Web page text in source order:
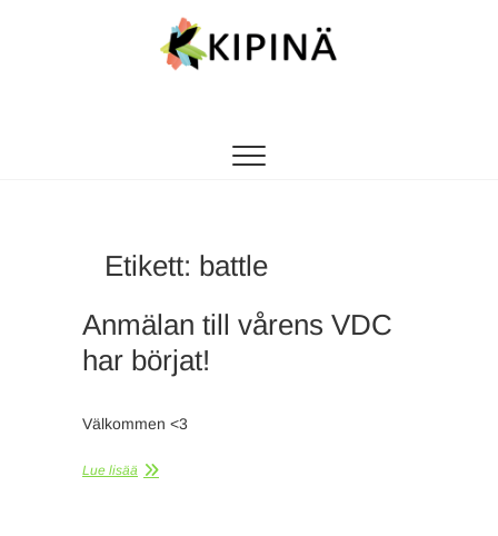
Etikett: battle
Anmälan till vårens VDC
har börjat!
Välkommen <3
Lue lisää